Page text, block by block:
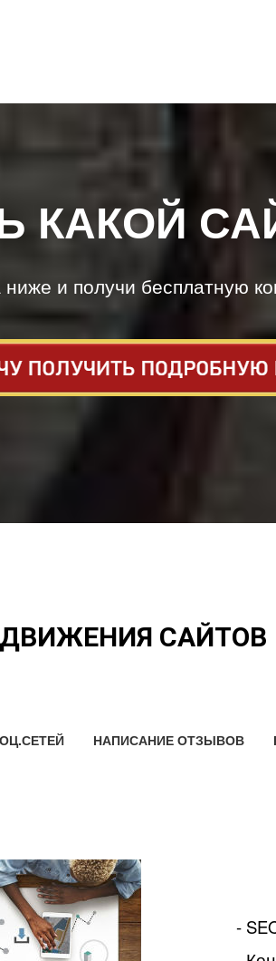
КАКОЙ
и получи бесплатную
САЙТОВ
НАПИСАНИЕ ОТЗЫВОВ
-